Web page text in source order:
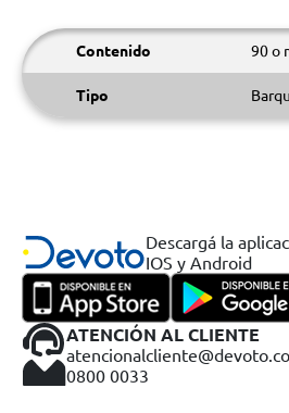
Contenido 90 o
Tipo
Descargá la
IOS y Android
ATENCIÓN AL CLIENTE
0800 0033